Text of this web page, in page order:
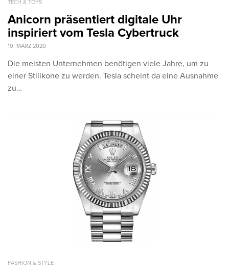
TECH & TOYS
Anicorn präsentiert digitale Uhr
inspiriert vom Tesla Cybertruck
19. MÄRZ 2020
Die meisten Unternehmen benötigen viele Jahre, um zu
einer Stilikone zu werden. Tesla scheint da eine Ausnahme
zu…
FASHION & STYLE